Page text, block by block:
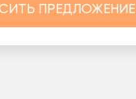
ПРЕДЛОЖЕНИЕ